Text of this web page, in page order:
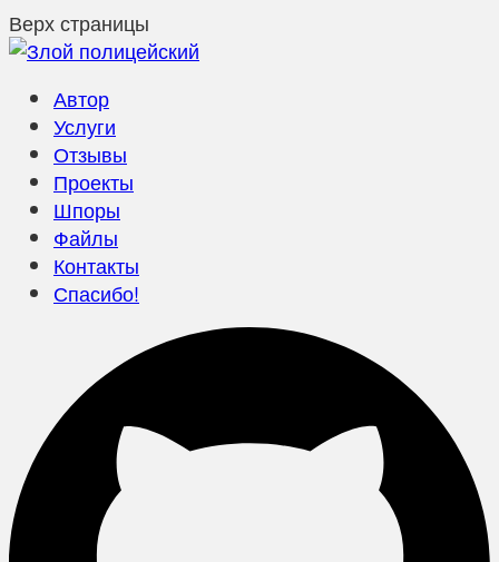
Верх страницы
Автор
Услуги
Отзывы
Проекты
Шпоры
Файлы
Контакты
Спасибо!